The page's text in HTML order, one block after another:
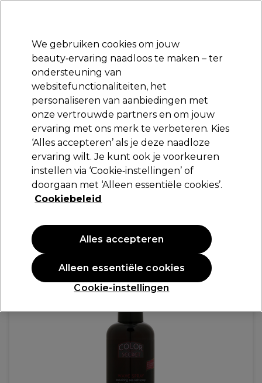
Aanmelden
Merken Deals Haar Elektra
Volgende dag geleverd*
Na verzending, maandag t/m vrijdag
Color Secret
Color Secret Volume Spray 180ml
10,73 €17,89 €
PROMOTIE
We gebruiken cookies om jouw
beauty‑ervaring naadloos te maken – ter
ondersteuning van
websitefunctionaliteiten, het
personaliseren van aanbiedingen met
onze vertrouwde partners en om jouw
ervaring met ons merk te verbeteren. Kies
‘Alles accepteren’ als je deze naadloze
ervaring wilt. Je kunt ook je voorkeuren
instellen via ‘Cookie‑instellingen’ of
doorgaan met ‘Alleen essentiële cookies’.
Cookiebeleid
Cookie-instellingen
Alleen essentiële cookies
Alles accepteren